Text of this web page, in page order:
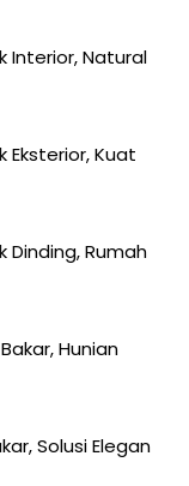
Interior, Natural
Eksterior, Kuat
Dinding, Rumah
Hunian
Solusi Elegan